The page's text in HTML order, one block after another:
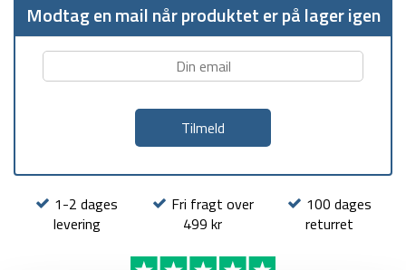
Modtag en mail når produktet er på lager igen
1-2 dages
levering
Fri fragt over
499 kr
100 dages
returret